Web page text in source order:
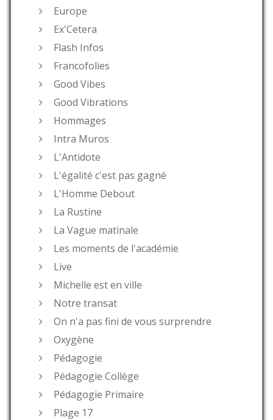
Europe
Ex'Cetera
Flash Infos
Francofolies
Good Vibes
Good Vibrations
Hommages
Intra Muros
L'Antidote
L'égalité c'est pas gagné
L'Homme Debout
La Rustine
La Vague matinale
Les moments de l'académie
Live
Michelle est en ville
Notre transat
On n'a pas fini de vous surprendre
Oxygène
Pédagogie
Pédagogie Collège
Pédagogie Primaire
Plage 17